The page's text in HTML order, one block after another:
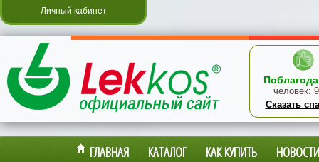
Личный кабинет
человек:
Сказать
ГЛАВНАЯ КАТАЛОГ КАК КУПИТЬ НОВОСТИ